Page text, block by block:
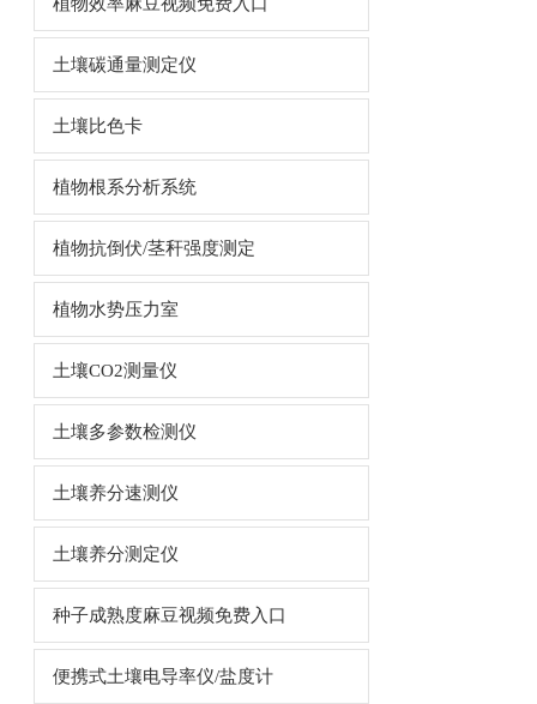
土壤碳通量测定仪
土壤比色卡
植物根系分析系统
植物抗倒伏/茎秆强度测定
植物水势压力室
土壤CO2测量仪
土壤多参数检测仪
土壤养分速测仪
土壤养分测定仪
种子成熟度麻豆视频免费入口
便携式土壤电导率仪/盐度计